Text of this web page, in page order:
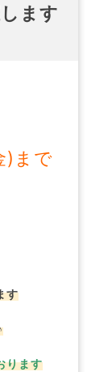
ます
)まで
す
ります